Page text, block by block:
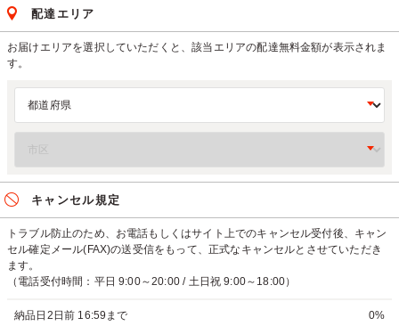
配達エリア
お届けエリアを選択していただくと、該当エリアの配達無料金額が表示されま
す。
キャンセル規定
トラブル防止のため、お電話もしくはサイト上でのキャンセル受付後、キャン
セル確定メール(FAX)の送受信をもって、正式なキャンセルとさせていただき
ます。
（電話受付時間：平日 9:00～20:00 / 土日祝 9:00～18:00）
納品日2日前 16:59まで 0%